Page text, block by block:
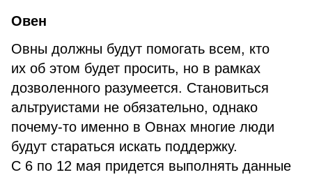
Овен
Овны должны будут помогать всем, кто
их об этом будет просить, но в рамках
дозволенного разумеется. Становиться
альтруистами не обязательно, однако
почему-то именно в Овнах многие люди
будут стараться искать поддержку.
С 6 по 12 мая придется выполнять данные